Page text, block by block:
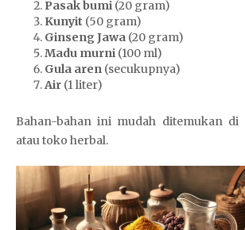
Pasak bumi (20 gram)
Kunyit (50 gram)
Ginseng Jawa (20 gram)
Madu murni (100 ml)
Gula aren (secukupnya)
Air (1 liter)
Bahan-bahan ini mudah ditemukan di
atau toko herbal.